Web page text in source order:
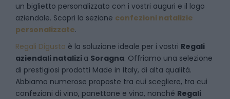
un biglietto personalizzato con i vostri auguri e il logo
aziendale. Scopri la sezione confezioni natalizie
personalizzate.
Regali Digusto è la soluzione ideale per i vostri Regali
aziendali natalizi a Soragna. Offriamo una selezione
di prestigiosi prodotti Made in Italy, di alta qualità.
Abbiamo numerose proposte tra cui scegliere, tra cui
confezioni di vino, panettone e vino, nonché Regali